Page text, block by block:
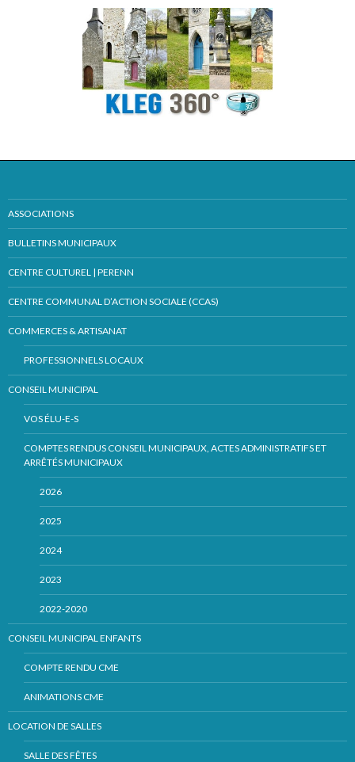
ASSOCIATIONS
BULLETINS MUNICIPAUX
CENTRE CULTUREL | PERENN
CENTRE COMMUNAL D’ACTION SOCIALE (CCAS)
COMMERCES & ARTISANAT
PROFESSIONNELS LOCAUX
CONSEIL MUNICIPAL
VOS ÉLU-E-S
COMPTES RENDUS CONSEIL MUNICIPAUX, ACTES ADMINISTRATIFS ET
ARRÊTÉS MUNICIPAUX
2026
2025
2024
2023
2022-2020
CONSEIL MUNICIPAL ENFANTS
COMPTE RENDU CME
ANIMATIONS CME
LOCATION DE SALLES
SALLE DES FÊTES